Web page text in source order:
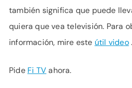
también significa que puede
quiera que vea televisión. Para
información, mire este útil video.
Pide Fi TVahora.